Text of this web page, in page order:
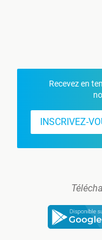
Recevez en
INSCRIVEZ-